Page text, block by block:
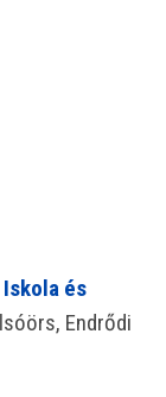
és
Endrődi